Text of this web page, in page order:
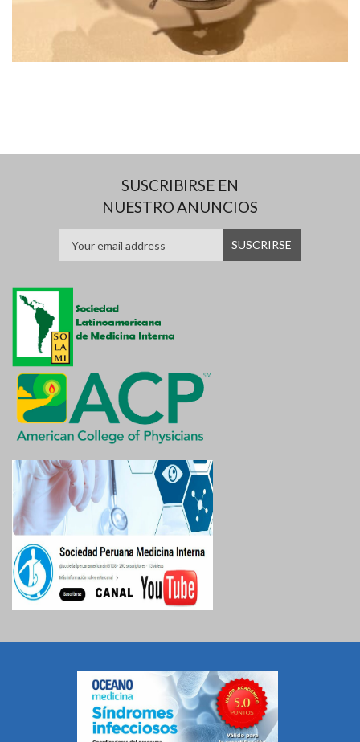
SUSCRIBIRSE EN
NUESTRO ANUNCIOS